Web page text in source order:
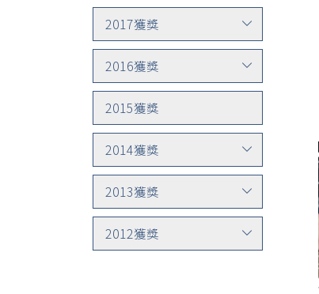
2017獲獎
2016獲獎
2015獲獎
2014獲獎
2013獲獎
2012獲獎